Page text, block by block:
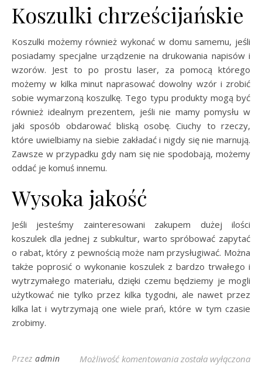
Koszulki chrześcijańskie
Koszulki możemy również wykonać w domu samemu, jeśli
posiadamy specjalne urządzenie na drukowania napisów i
wzorów. Jest to po prostu laser, za pomocą którego
możemy w kilka minut naprasować dowolny wzór i zrobić
sobie wymarzoną koszulkę. Tego typu produkty mogą być
również idealnym prezentem, jeśli nie mamy pomysłu w
jaki sposób obdarować bliską osobę. Ciuchy to rzeczy,
które uwielbiamy na siebie zakładać i nigdy się nie marnują.
Zawsze w przypadku gdy nam się nie spodobają, możemy
oddać je komuś innemu.
Wysoka jakość
Jeśli jesteśmy zainteresowani zakupem dużej ilości
koszulek dla jednej z subkultur, warto spróbować zapytać
o rabat, który z pewnością może nam przysługiwać. Można
także poprosić o wykonanie koszulek z bardzo trwałego i
wytrzymałego materiału, dzięki czemu będziemy je mogli
użytkować nie tylko przez kilka tygodni, ale nawet przez
kilka lat i wytrzymają one wiele prań, które w tym czasie
zrobimy.
Przez admin Możliwość komentowania Koszulki na lato
została wyłączona